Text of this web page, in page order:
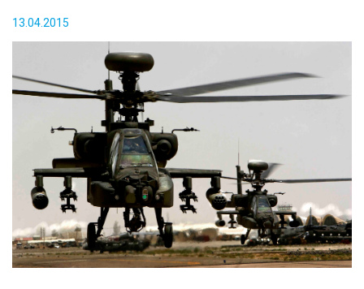
КОНТАКТЫ
13.04.2015